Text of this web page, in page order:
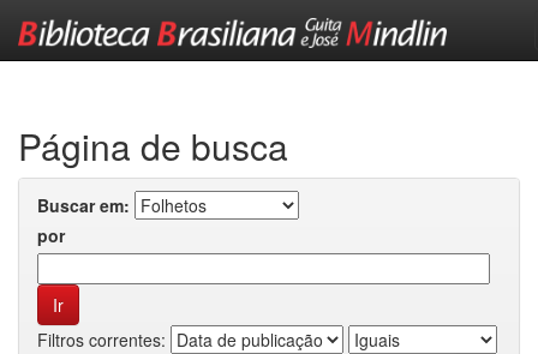
Página de busca
Buscar em:
por
Filtros correntes: